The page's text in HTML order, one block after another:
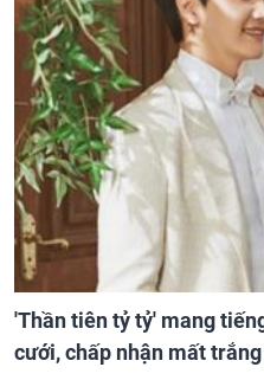
'Thần tiên tỷ tỷ' mang
cưới, chấp nhận mất